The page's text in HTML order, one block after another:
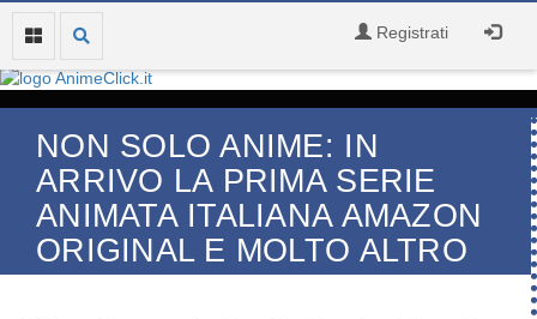
Registrati
NON SOLO ANIME: IN
ARRIVO LA PRIMA SERIE
ANIMATA ITALIANA AMAZON
ORIGINAL E MOLTO ALTRO